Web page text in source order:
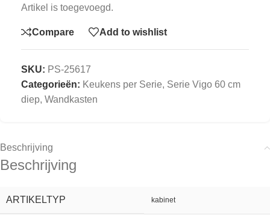
Artikel is toegevoegd.
Compare Add to wishlist
SKU: PS-25617
Categorieën: Keukens per Serie, Serie Vigo 60 cm
diep, Wandkasten
Beschrijving
Beschrijving
ARTIKELTYP kabinet